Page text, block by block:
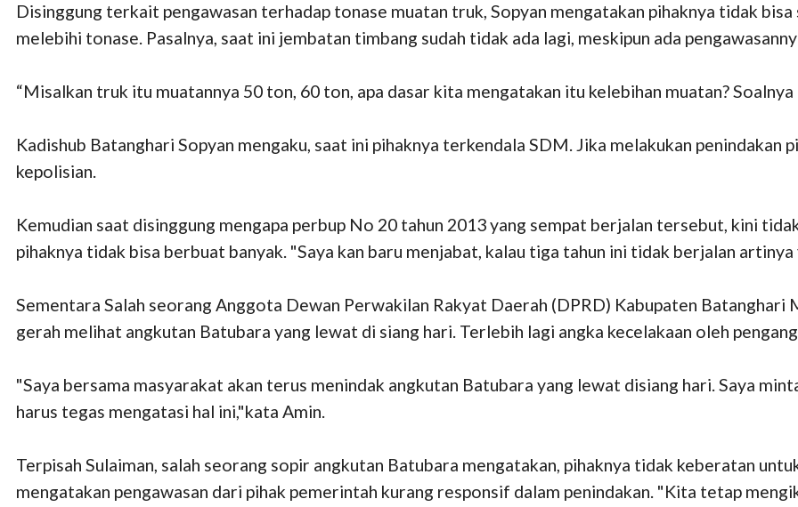
Disinggung terkait pengawasan terhadap tonase muatan truk, Sopyan mengatakan pihaknya tidak
melebihi tonase. Pasalnya, saat ini jembatan timbang sudah tidak ada lagi, meskipun ada
“Misalkan truk itu muatannya 50 ton, 60 ton, apa dasar kita mengatakan itu kelebihan muatan?
Kadishub Batanghari Sopyan mengaku, saat ini pihaknya terkendala SDM. Jika melakukan penindakan
kepolisian.
Kemudian saat disinggung mengapa perbup No 20 tahun 2013 yang sempat berjalan tersebut, kini
pihaknya tidak bisa berbuat banyak. "Saya kan baru menjabat, kalau tiga tahun ini tidak berjalan
Sementara Salah seorang Anggota Dewan Perwakilan Rakyat Daerah (DPRD) Kabupaten Batanghari
gerah melihat angkutan Batubara yang lewat di siang hari. Terlebih lagi angka kecelakaan oleh
"Saya bersama masyarakat akan terus menindak angkutan Batubara yang lewat disiang hari. Saya
harus tegas mengatasi hal ini,"kata Amin.
Terpisah Sulaiman, salah seorang sopir angkutan Batubara mengatakan, pihaknya tidak keberatan
mengatakan pengawasan dari pihak pemerintah kurang responsif dalam penindakan. "Kita tetap